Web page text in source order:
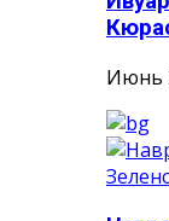
Июнь